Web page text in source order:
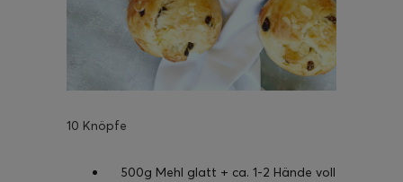
10 Knöpfe
500g Mehl glatt + ca. 1-2 Hände voll